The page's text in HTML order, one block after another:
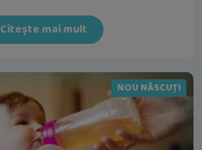
Citește mai mult
NOU NĂSCUȚI